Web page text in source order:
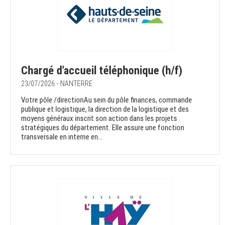
Chargé d'accueil téléphonique (h/f)
23/07/2026 - NANTERRE
Votre pôle /directionAu sein du pôle finances, commande
publique et logistique, la direction de la logistique et des
moyens généraux inscrit son action dans les projets
stratégiques du département. Elle assure une fonction
transversale en interne en...